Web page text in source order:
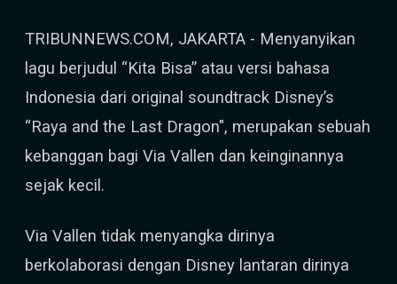
TRIBUNNEWS.COM, JAKARTA - Menyanyikan
lagu berjudul “Kita Bisa” atau versi bahasa
Indonesia dari original soundtrack Disney’s
“Raya and the Last Dragon", merupakan sebuah
kebanggan bagi Via Vallen dan keinginannya
sejak kecil.
Via Vallen tidak menyangka dirinya
berkolaborasi dengan Disney lantaran dirinya